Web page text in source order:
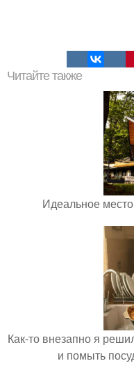
Читайте также
Идеальное
Как-то внезапно я
и помыть